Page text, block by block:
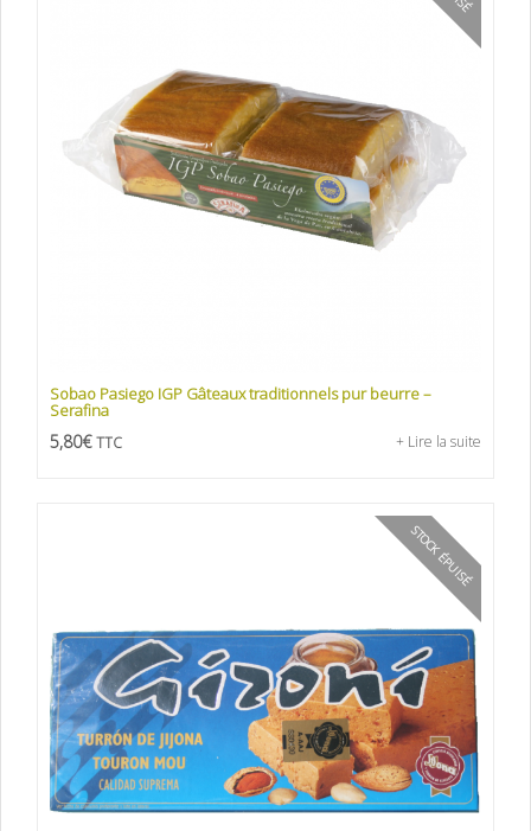
Sobao Pasiego IGP Gâteaux traditionnels pur beurre –
Serafina
5,80€ TTC + Lire la suite
STOCK ÉPUISÉ